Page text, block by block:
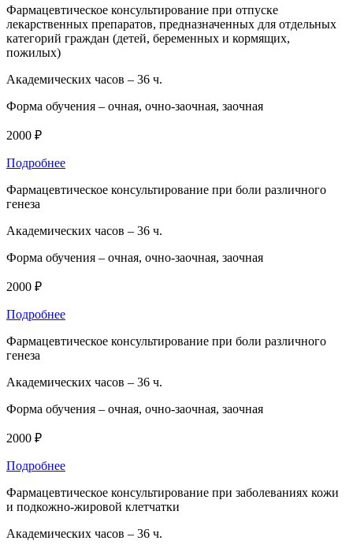
Фармацевтическое консультирование при отпуске
лекарственных препаратов, предназначенных для отдельных
категорий граждан (детей, беременных и кормящих,
пожилых)
Академических часов – 36 ч.
Форма обучения – очная, очно-заочная, заочная
2000 ₽
Подробнее
Фармацевтическое консультирование при боли различного
генеза
Академических часов – 36 ч.
Форма обучения – очная, очно-заочная, заочная
2000 ₽
Подробнее
Фармацевтическое консультирование при боли различного
генеза
Академических часов – 36 ч.
Форма обучения – очная, очно-заочная, заочная
2000 ₽
Подробнее
Фармацевтическое консультирование при заболеваниях кожи
и подкожно-жировой клетчатки
Академических часов – 36 ч.